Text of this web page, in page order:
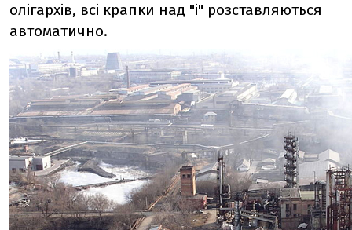
олігархів, всі крапки над "і" розставляються
автоматично.